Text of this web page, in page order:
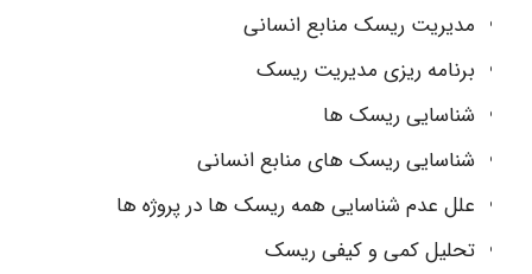
مدیریت ریسک منابع انسانی
برنامه ریزی مدیریت ریسک
شناسایی ریسک ها
شناسایی ریسک های منابع انسانی
علل عدم شناسایی همه ریسک ها در پروژه ها
تحلیل کمی و کیفی ریسک